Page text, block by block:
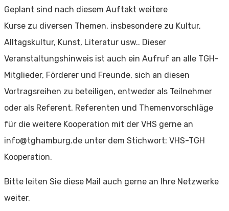
Geplant sind nach diesem Auftakt weitere
Kurse zu diversen Themen, insbesondere zu Kultur,
Alltagskultur, Kunst, Literatur usw.. Dieser
Veranstaltungshinweis ist auch ein Aufruf an alle TGH-
Mitglieder, Förderer und Freunde, sich an diesen
Vortragsreihen zu beteiligen, entweder als Teilnehmer
oder als Referent. Referenten und Themenvorschläge
für die weitere Kooperation mit der VHS gerne an
info@tghamburg.de unter dem Stichwort: VHS-TGH
Kooperation.
Bitte leiten Sie diese Mail auch gerne an Ihre Netzwerke
weiter.